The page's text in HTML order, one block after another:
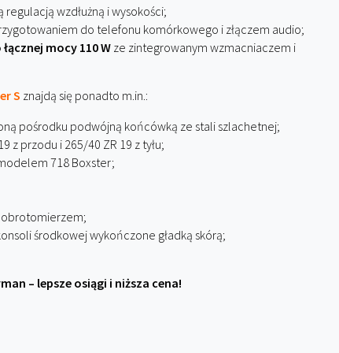
wzdłużną i wysokości;
do telefonu komórkowego i złączem audio;
mocy 110 W ze zintegrowanym wzmacniaczem i
S znajdą się ponadto m.in.:
pośrodku podwójną końcówką ze stali szlachetnej;
z przodu i 265/40 ZR 19 z tyłu;
718 Boxster;
środkowej wykończone gładką skórą;
– lepsze osiągi i niższa cena!